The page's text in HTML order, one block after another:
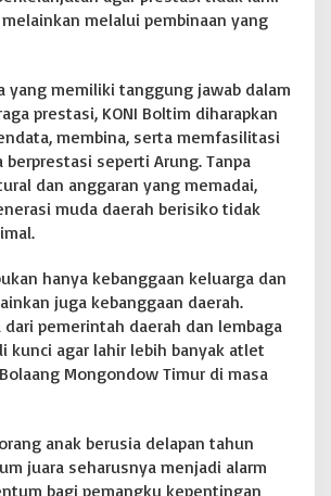
melalui pembinaan yang
yang memiliki tanggung jawab dalam
prestasi, KONI Boltim diharapkan
membina, serta memfasilitasi
seperti Arung. Tanpa
dan anggaran yang memadai,
muda daerah berisiko tidak
hanya kebanggaan keluarga dan
juga kebanggaan daerah.
pemerintah daerah dan lembaga
kunci agar lahir lebih banyak atlet
Mongondow Timur di masa
anak berusia delapan tahun
juara seharusnya menjadi alarm
bagi pemangku kepentingan